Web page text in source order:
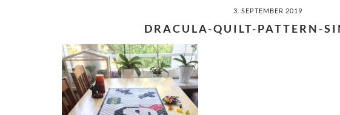
3. SEPTEMBER 2019
DRACULA-QUILT-PATTERN-